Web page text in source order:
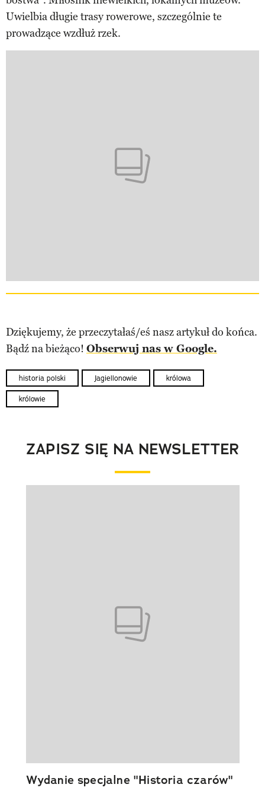
Uwielbia długie trasy rowerowe, szczególnie te
prowadzące wzdłuż rzek.
Dziękujemy, że przeczytałaś/eś nasz artykuł do końca.
Bądź na bieżąco! Obserwuj nas w Google.
historia polski Jagiellonowie królowa
królowie
ZAPISZ SIĘ NA NEWSLETTER
Wydanie specjalne "Historia czarów"